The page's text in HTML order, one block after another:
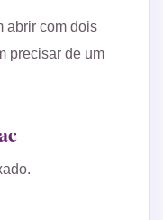
abrir com dois
precisar de um